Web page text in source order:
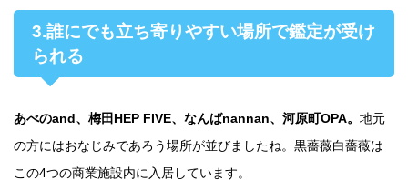
3.誰にでも立ち寄りやすい場所で鑑定が受け
られる
あべのand、梅田HEP FIVE、なんばnannan、河原町OPA。 地元
の方にはおなじみであろう場所が並びましたね。黒薔薇白薔薇は
この4つの商業施設内に入居しています。